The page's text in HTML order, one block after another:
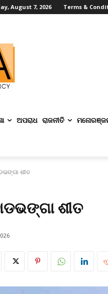
August 7, 2026 Terms &
ଅପରାଧ ରାଜନୀତି
ଶୀତ
ଶୀତ